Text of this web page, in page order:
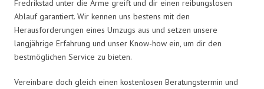
Fredrikstad unter die Arme greift und dir einen reibungslosen
Ablauf garantiert. Wir kennen uns bestens mit den
Herausforderungen eines Umzugs aus und setzen unsere
langjährige Erfahrung und unser Know-how ein, um dir den
bestmöglichen Service zu bieten.
Vereinbare doch gleich einen kostenlosen Beratungstermin und